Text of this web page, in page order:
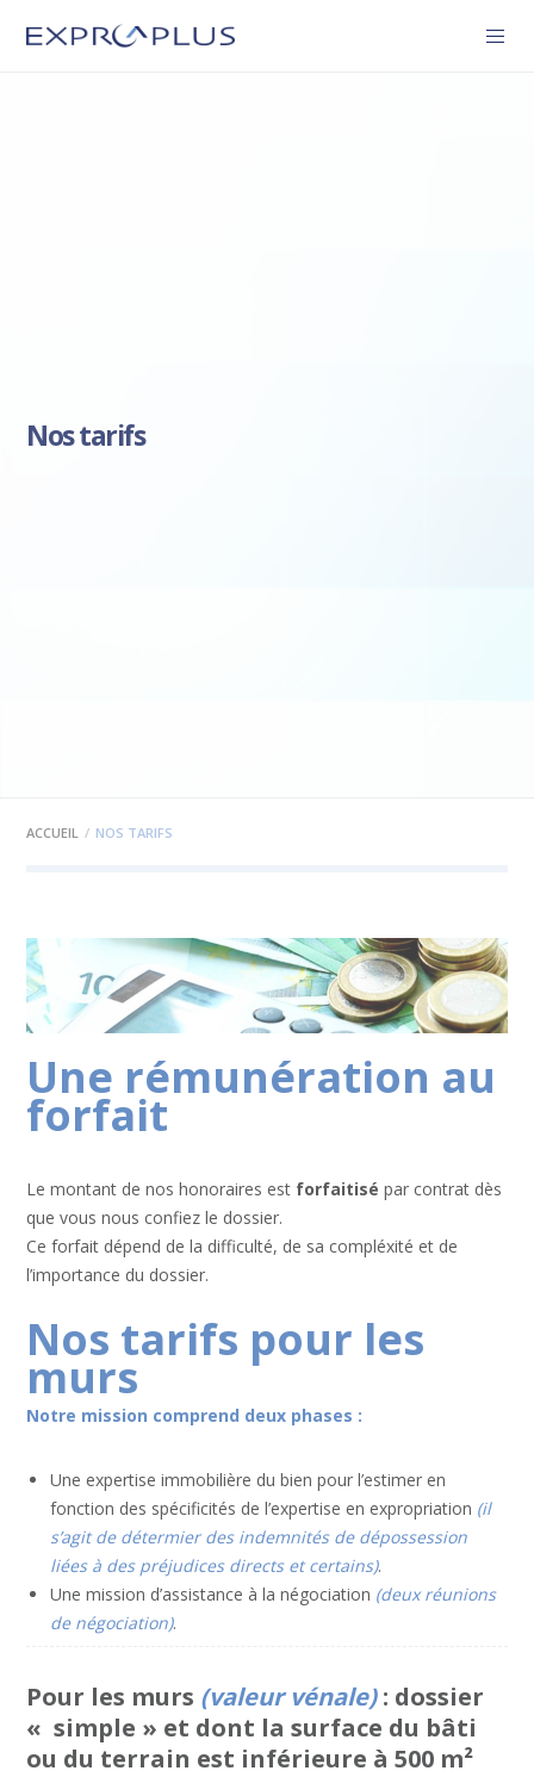
Nos tarifs
ACCUEIL NOS TARIFS
Une rémunération au
forfait
Le montant de nos honoraires est forfaitisé par contrat dès
que vous nous confiez le dossier.
Ce forfait dépend de la difficulté, de sa compléxité et de
l’importance du dossier.
Nos tarifs pour les
murs
Notre mission comprend deux phases :
Une expertise immobilière du bien pour l’estimer en
fonction des spécificités de l’expertise en expropriation (il
s’agit de détermier des indemnités de dépossession
liées à des préjudices directs et certains).
Une mission d’assistance à la négociation (deux réunions
de négociation).
Pour les murs (valeur vénale): dossier
« simple » et dont la surface du bâti
ou du terrain est inférieure à 500 m²